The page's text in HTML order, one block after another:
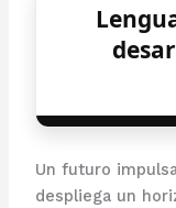
Un futuro
despliega un